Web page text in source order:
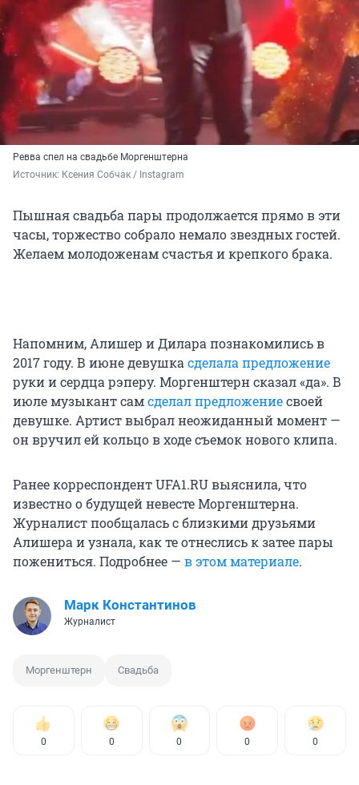
Ревва спел на свадьбе Моргенштерна
Источник: Ксения Собчак / Instagram
Пышная свадьба пары продолжается прямо в эти
часы, торжество собрало немало звездных гостей.
Желаем молодоженам счастья и крепкого брака.
Напомним, Алишер и Дилара познакомились в
2017 году. В июне девушкасделала предложение
руки и сердца рэперу. Моргенштерн сказал «да». В
июле музыкант самсделал предложениесвоей
девушке. Артист выбрал неожиданный момент —
он вручил ей кольцо в ходе съемок нового клипа.
Ранее корреспондент UFA1.RU выяснила, что
известно о будущей невесте Моргенштерна.
Журналист пообщалась с близкими друзьями
Алишера и узнала, как те отнеслись к затее пары
пожениться. Подробнее — в этом материале.
Марк Константинов
Журналист
Моргенштерн Свадьба
0 0 0 0 0